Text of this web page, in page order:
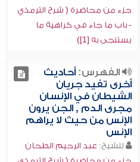
جزء من محاضرة ( شرح الترمذي
- باب ما جاء في كراهية ما
يستنجى به [1])
الفهرس:أحاديث
أخرى تفيد جريان
الشيطان في الإنسان
مجرى الدم , الجن يرون
الإنس من حيث لا يراهم
الإنس
للشيخ: عبد الرحيم الطحان